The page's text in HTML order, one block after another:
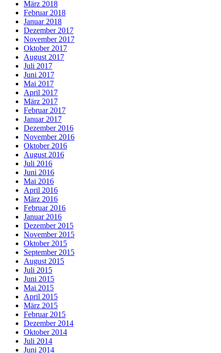
März 2018
Februar 2018
Januar 2018
Dezember 2017
November 2017
Oktober 2017
August 2017
Juli 2017
Juni 2017
Mai 2017
April 2017
März 2017
Februar 2017
Januar 2017
Dezember 2016
November 2016
Oktober 2016
August 2016
Juli 2016
Juni 2016
Mai 2016
April 2016
März 2016
Februar 2016
Januar 2016
Dezember 2015
November 2015
Oktober 2015
September 2015
August 2015
Juli 2015
Juni 2015
Mai 2015
April 2015
März 2015
Februar 2015
Dezember 2014
Oktober 2014
Juli 2014
Juni 2014